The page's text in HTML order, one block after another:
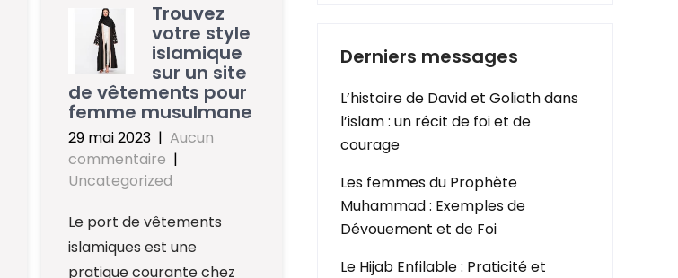
Trouvez
votre style
islamique
sur un site
de vêtements pour
femme musulmane
29 mai 2023 |Aucun
commentaire |
Uncategorized
Le port de vêtements
islamiques est une
pratique courante chez
Derniers messages
L’histoire de David et Goliath dans
l’islam : un récit de foi et de
courage
Les femmes du Prophète
Muhammad : Exemples de
Dévouement et de Foi
Le Hijab Enfilable : Praticité et